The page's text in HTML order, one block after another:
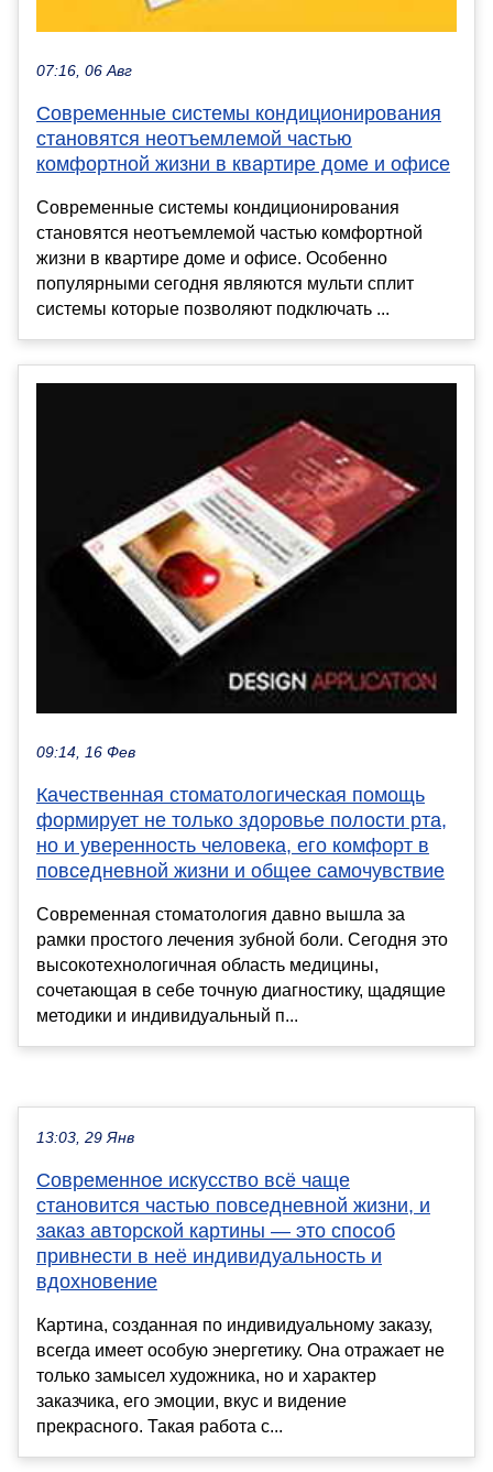
07:16, 06 Авг
Современные системы кондиционирования
становятся неотъемлемой частью
комфортной жизни в квартире доме и офисе
Современные системы кондиционирования
становятся неотъемлемой частью комфортной
жизни в квартире доме и офисе. Особенно
популярными сегодня являются мульти сплит
системы которые позволяют подключать ...
09:14, 16 Фев
Качественная стоматологическая помощь
формирует не только здоровье полости рта,
но и уверенность человека, его комфорт в
повседневной жизни и общее самочувствие
Современная стоматология давно вышла за
рамки простого лечения зубной боли. Сегодня это
высокотехнологичная область медицины,
сочетающая в себе точную диагностику, щадящие
методики и индивидуальный п...
13:03, 29 Янв
Современное искусство всё чаще
становится частью повседневной жизни, и
заказ авторской картины — это способ
привнести в неё индивидуальность и
вдохновение
Картина, созданная по индивидуальному заказу,
всегда имеет особую энергетику. Она отражает не
только замысел художника, но и характер
заказчика, его эмоции, вкус и видение
прекрасного. Такая работа с...